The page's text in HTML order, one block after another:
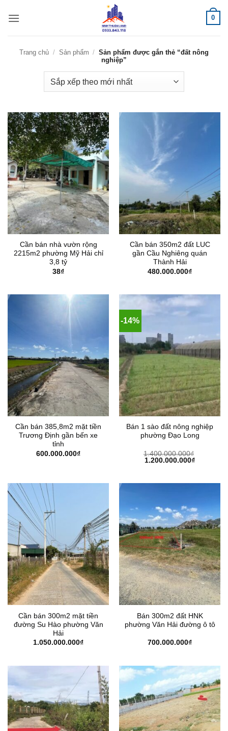
qua
0
Trang chủ / Sản phẩm / Sản phẩm được gắn thẻ “đất nông
nghiệp”
Cần bán nhà vườn rộng
2215m2 phường Mỹ Hải chỉ
3,8 tỷ
38₫
Cần bán 350m2 đất LUC
gần Cầu Nghiêng quán
Thành Hải
480.000.000₫
Cần bán 385,8m2 mặt tiền
Trương Định gần bến xe
tỉnh
600.000.000₫
-14%
Bán 1 sào đất nông nghiệp
phường Đạo Long
1.400.000.000₫
Giá
1.200.000.000₫Giá
Cần bán 300m2 mặt tiền
đường Su Hào phường Văn
Hải
1.050.000.000₫
Bán 300m2 đất HNK
phường Văn Hải đường ô tô
700.000.000₫